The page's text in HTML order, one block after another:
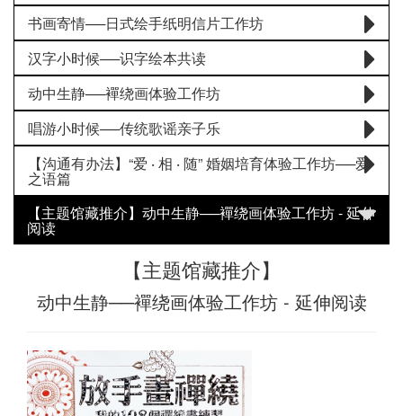
书画寄情──日式绘手纸明信片工作坊
汉字小时候──识字绘本共读
动中生静──襌绕画体验工作坊
唱游小时候──传统歌谣亲子乐
【沟通有办法】“爱 ‧ 相 ‧ 随” 婚姻培育体验工作坊──爱
之语篇
【主题馆藏推介】动中生静──襌绕画体验工作坊 - 延伸
阅读
【主题馆藏推介】
动中生静──襌绕画体验工作坊 - 延伸阅读